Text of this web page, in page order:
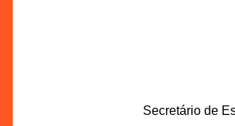
Secretário de